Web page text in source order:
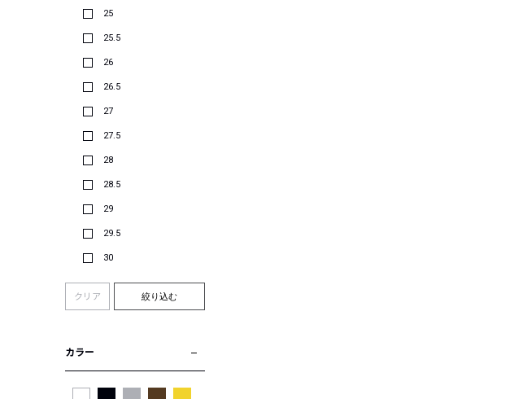
25
25.5
26
26.5
27
27.5
28
28.5
29
29.5
30
クリア 絞り込む
カラー